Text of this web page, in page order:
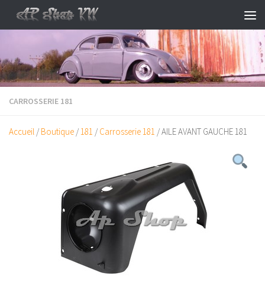
Skip to content
CARROSSERIE 181
Accueil / Boutique /181 / Carrosserie 181 / AILE AVANT GAUCHE 181